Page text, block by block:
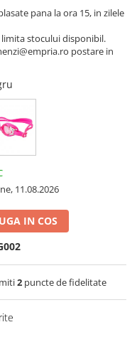
pana la ora 15, in zilele
limita stocului disponibil.
postare in
11.08.2026
IN COS
2 puncte de fidelitate